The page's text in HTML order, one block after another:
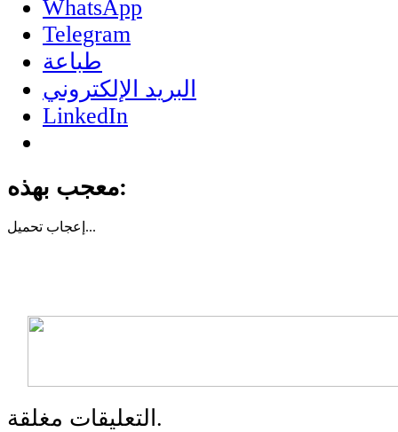
WhatsApp
Telegram
طباعة
البريد الإلكتروني
LinkedIn
معجب بهذه:
إعجاب تحميل...
التعليقات مغلقة.